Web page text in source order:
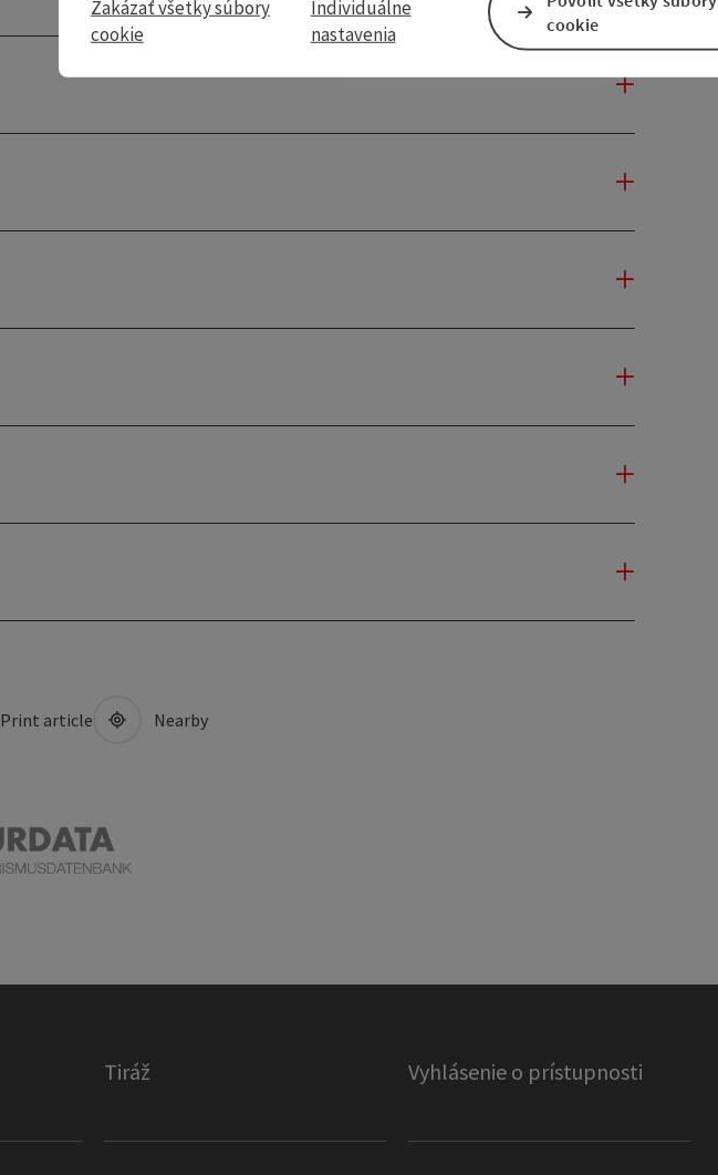
Print article Nearby
Tiráž Vyhlásenie o prístupnosti
Zakázať všetky súbory
cookie
Individuálne
nastavenia
cookie